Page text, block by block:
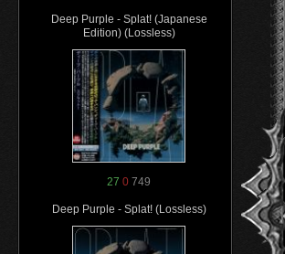
Deep Purple - Splat! (Japanese
Edition) (Lossless)
27 0 749
Deep Purple - Splat! (Lossless)